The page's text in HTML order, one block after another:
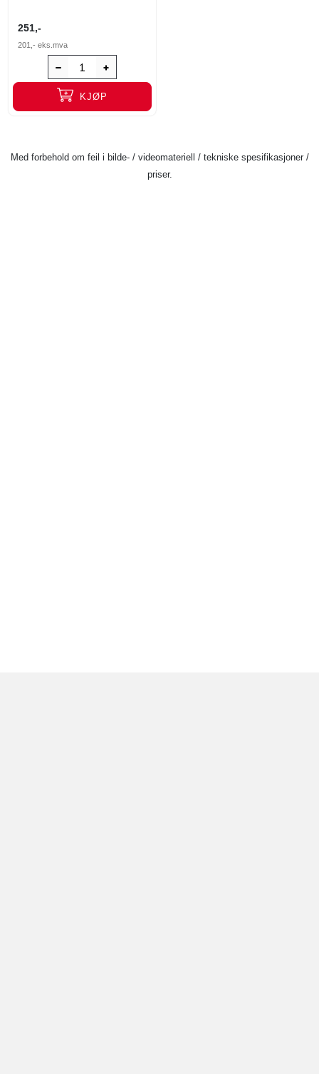
251,-
201,- eks.mva
KJØP
Med forbehold om feil i bilde- / videomateriell / tekniske spesifikasjoner /
priser.